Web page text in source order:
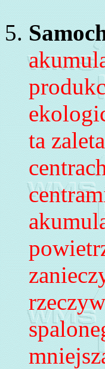
ta
mniejsz